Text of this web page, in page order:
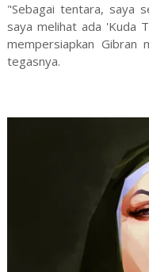
"Sebagai tentara, saya
saya melihat ada 'Kuda
mempersiapkan Gibran
tegasnya.